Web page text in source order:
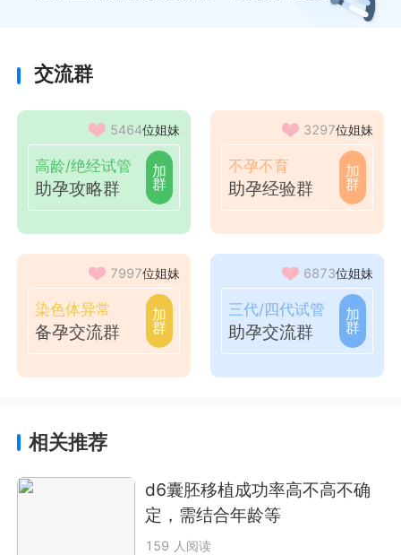
交流群
5464位姐妹
高龄/绝经试管
助孕攻略群
加
群
3297位姐妹
不孕不育
助孕经验群
加
群
7997位姐妹
染色体异常
备孕交流群
加
群
6873位姐妹
三代/四代试管
助孕交流群
加
群
相关推荐
d6囊胚移植成功率高不高不确
定，需结合年龄等
159 人阅读